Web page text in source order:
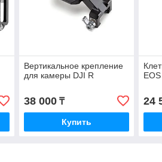
Вертикальное крепление
для камеры DJI R
38 000₸
Купить
24